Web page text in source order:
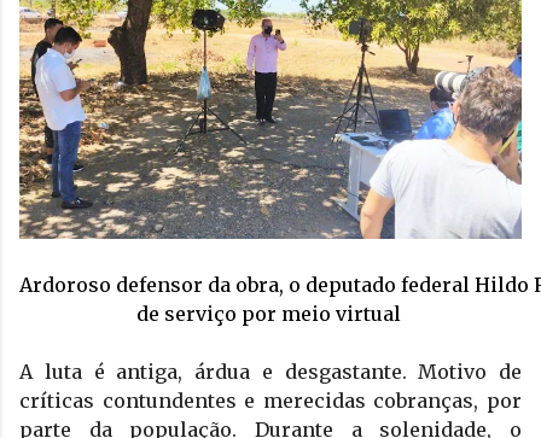
Ardoroso defensor da obra, o deputado federal
de serviço por meio virtual
A luta é antiga, árdua e desgastante. Motivo de
críticas contundentes e merecidas cobranças, por
parte da população. Durante a solenidade, o